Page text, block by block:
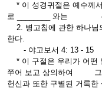
* 이 성경귀절은 예수께
로 ________ 와는 무
2. 병고침에 관한 하나님
한다.
- 야고보서 4: 13 - 15
* 이 구절은 우리가 어떤
쭈어 보고 상의하여 그의
헌신과 또한 구별된 거